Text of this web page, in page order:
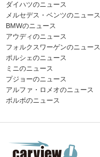
ダイハツのニュース
メルセデス・ベンツのニュース
BMWのニュース
アウディのニュース
フォルクスワーゲンのニュース
ポルシェのニュース
ミニのニュース
プジョーのニュース
アルファ・ロメオのニュース
ボルボのニュース